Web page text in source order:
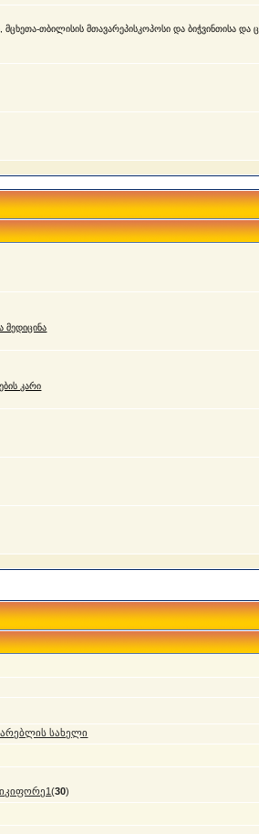
თბილისის მთავარეპისკოპოსი და ბიჭვინთისა და
კარი
სახელი
(30)